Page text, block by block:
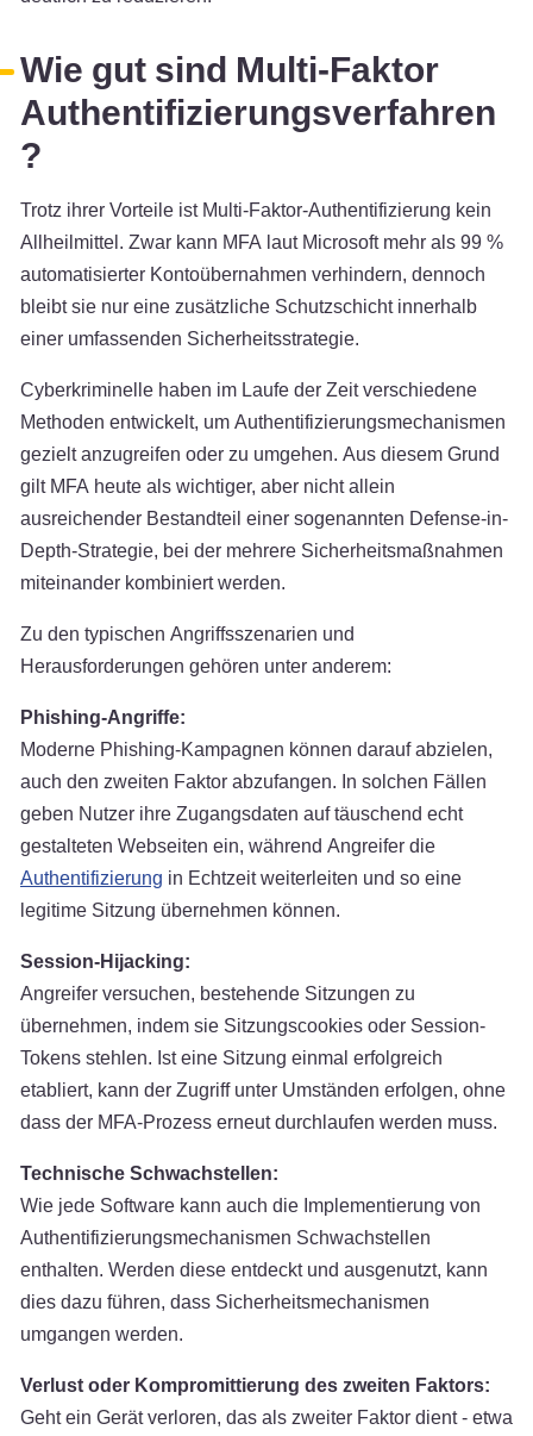
Wie gut sind Multi-Faktor
Authentifizierungsverfahren
?
Trotz ihrer Vorteile ist Multi-Faktor-Authentifizierung kein
Allheilmittel. Zwar kann MFA laut Microsoft mehr als 99 %
automatisierter Kontoübernahmen verhindern, dennoch
bleibt sie nur eine zusätzliche Schutzschicht innerhalb
einer umfassenden Sicherheitsstrategie.
Cyberkriminelle haben im Laufe der Zeit verschiedene
Methoden entwickelt, um Authentifizierungsmechanismen
gezielt anzugreifen oder zu umgehen. Aus diesem Grund
gilt MFA heute als wichtiger, aber nicht allein
ausreichender Bestandteil einer sogenannten Defense-in-
Depth-Strategie, bei der mehrere Sicherheitsmaßnahmen
miteinander kombiniert werden.
Zu den typischen Angriffsszenarien und
Herausforderungen gehören unter anderem:
Phishing-Angriffe:
Moderne Phishing-Kampagnen können darauf abzielen,
auch den zweiten Faktor abzufangen. In solchen Fällen
geben Nutzer ihre Zugangsdaten auf täuschend echt
gestalteten Webseiten ein, während Angreifer die
Authentifizierung in Echtzeit weiterleiten und so eine
legitime Sitzung übernehmen können.
Session-Hijacking:
Angreifer versuchen, bestehende Sitzungen zu
übernehmen, indem sie Sitzungscookies oder Session-
Tokens stehlen. Ist eine Sitzung einmal erfolgreich
etabliert, kann der Zugriff unter Umständen erfolgen, ohne
dass der MFA-Prozess erneut durchlaufen werden muss.
Technische Schwachstellen:
Wie jede Software kann auch die Implementierung von
Authentifizierungsmechanismen Schwachstellen
enthalten. Werden diese entdeckt und ausgenutzt, kann
dies dazu führen, dass Sicherheitsmechanismen
umgangen werden.
Verlust oder Kompromittierung des zweiten Faktors:
Geht ein Gerät verloren, das als zweiter Faktor dient - etwa